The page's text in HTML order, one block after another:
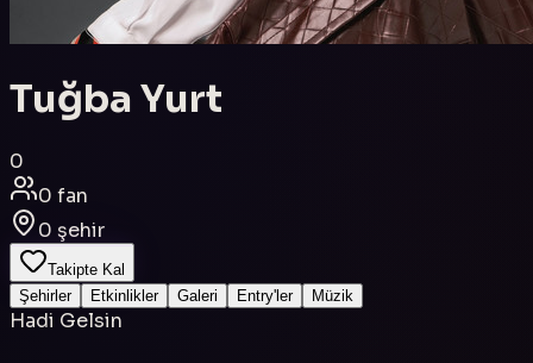
Tuğba Yurt
0
0 fan
0 şehir
Takipte Kal
Şehirler
Etkinlikler Galeri Entry'ler Müzik
Hadi Gelsin